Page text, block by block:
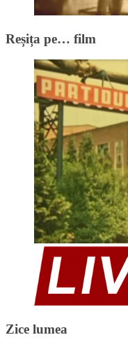
Reșița pe… film
Zice lumea